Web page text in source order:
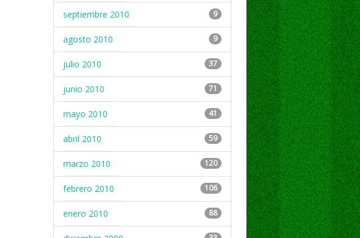
septiembre 2010 9
agosto 2010 9
julio 2010 37
junio 2010 71
mayo 2010 41
abril 2010 59
marzo 2010 120
febrero 2010 106
enero 2010 88